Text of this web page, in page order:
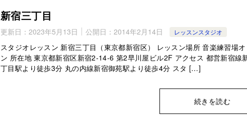
新宿三丁目
更新日： 2023年5月13日 公開日： 2014年2月14日 レッスンスタジオ
スタジオレッスン 新宿三丁目（東京都新宿区） レッスン場所 音楽練習場
ン 所在地 東京都新宿区新宿2-14-6 第2早川屋ビル2F アクセス 都営新宿線
丁目駅より徒歩3分 丸の内線新宿御苑駅より徒歩4分 スタ […]
続きを読む